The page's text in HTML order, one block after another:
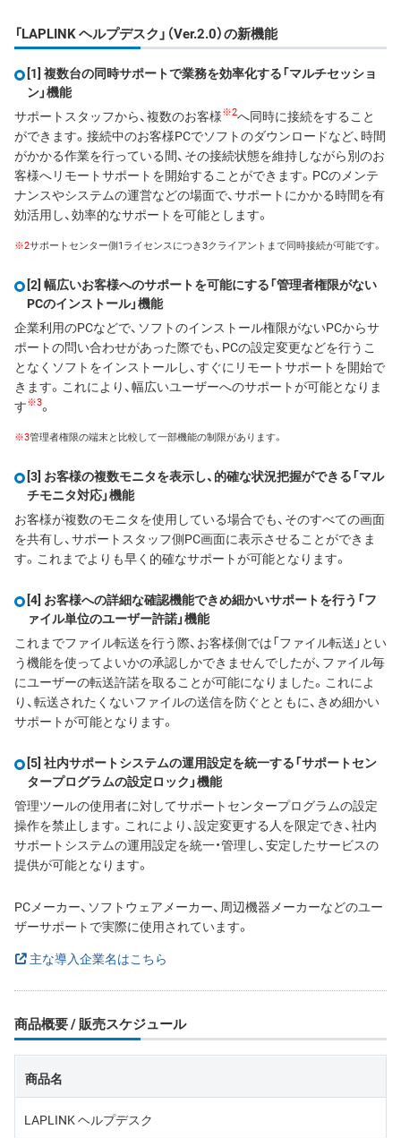
「LAPLINK ヘルプデスク」（Ver.2.0）の新機能
[1] 複数台の同時サポートで業務を効率化する「マルチセッショ
ン」機能
サポートスタッフから、複数のお客様※2へ同時に接続をすること
ができます。接続中のお客様PCでソフトのダウンロードなど、時間
がかかる作業を行っている間、その接続状態を維持しながら別のお
客様へリモートサポートを開始することができます。PCのメンテ
ナンスやシステムの運営などの場面で、サポートにかかる時間を有
効活用し、効率的なサポートを可能とします。
※2サポートセンター側1ライセンスにつき3クライアントまで同時接続が可能です。
[2] 幅広いお客様へのサポートを可能にする「管理者権限がない
PCのインストール」機能
企業利用のPCなどで、ソフトのインストール権限がないPCからサ
ポートの問い合わせがあった際でも、PCの設定変更などを行うこ
となくソフトをインストールし、すぐにリモートサポートを開始で
きます。これにより、幅広いユーザーへのサポートが可能となりま
す※3。
※3管理者権限の端末と比較して一部機能の制限があります。
[3] お客様の複数モニタを表示し、的確な状況把握ができる「マル
チモニタ対応」機能
お客様が複数のモニタを使用している場合でも、そのすべての画面
を共有し、サポートスタッフ側PC画面に表示させることができま
す。これまでよりも早く的確なサポートが可能となります。
[4] お客様への詳細な確認機能できめ細かいサポートを行う「フ
ァイル単位のユーザー許諾」機能
これまでファイル転送を行う際、お客様側では「ファイル転送」とい
う機能を使ってよいかの承認しかできませんでしたが、ファイル毎
にユーザーの転送許諾を取ることが可能になりました。これによ
り、転送されたくないファイルの送信を防ぐとともに、きめ細かい
サポートが可能となります。
[5] 社内サポートシステムの運用設定を統一する「サポートセン
タープログラムの設定ロック」機能
管理ツールの使用者に対してサポートセンタープログラムの設定
操作を禁止します。これにより、設定変更する人を限定でき、社内
サポートシステムの運用設定を統一・管理し、安定したサービスの
提供が可能となります。
PCメーカー、ソフトウェアメーカー、周辺機器メーカーなどのユー
ザーサポートで実際に使用されています。
主な導入企業名はこちら
商品概要 / 販売スケジュール
商品名
LAPLINK ヘルプデスク